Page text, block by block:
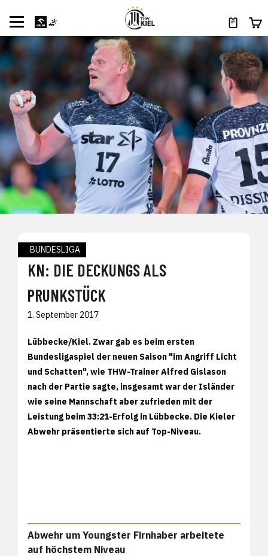
BUNDESLIGA
KN: DIE DECKUNGS ALS
PRUNKSTÜCK
1. September 2017
Lübbecke/Kiel. Zwar gab es beim ersten
Bundesligaspiel der neuen Saison "im Angriff Licht
und Schatten", wie THW-Trainer Alfred Gislason
nach der Partie sagte, insgesamt war der Isländer
wie seine Mannschaft aber zufrieden mit der
Leistung beim 33:21-Erfolg in Lübbecke. Die Kieler
Abwehr präsentierte sich auf Top-Niveau.
Abwehr um Youngster Firnhaber arbeitete
auf höchstem Niveau